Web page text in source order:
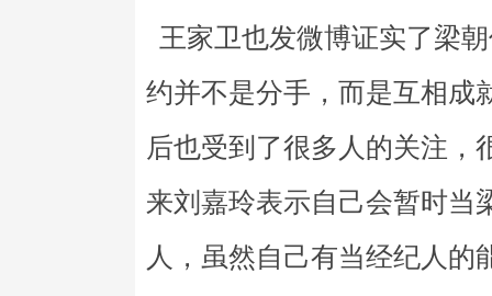
王家卫也发微博证实了梁
约并不是分手，而是互相成
后也受到了很多人的关注，
来刘嘉玲表示自己会暂时当
人，虽然自己有当经纪人的